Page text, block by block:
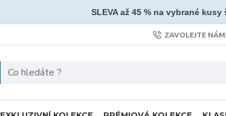
SLEVA až 45 % na vybrané kusy
ZAVOLEJTE